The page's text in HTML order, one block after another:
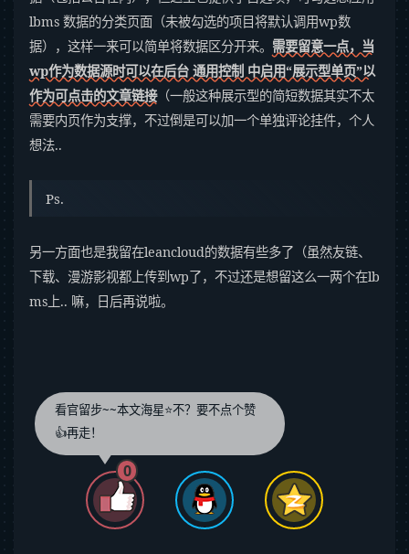
lbms 数据的分类页面（未被勾选的项目将默认调用wp数
据），这样一来可以简单将数据区分开来。 需要留意一点，当
wp作为数据源时可以在后台 通用控制 中启用“展示型单页”以
作为可点击的文章链接（一般这种展示型的简短数据其实不太
需要内页作为支撑，不过倒是可以加一个单独评论挂件，个人
想法..
Ps.
另一方面也是我留在leancloud的数据有些多了（虽然友链、
下载、漫游影视都上传到wp了，不过还是想留这么一两个在lb
ms上.. 嘛，日后再说啦。
看官留步~~本文海星⭐️不？要不点个赞
👍再走！
0